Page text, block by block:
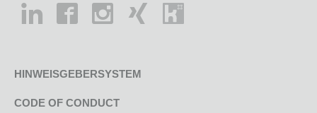
HINWEISGEBERSYSTEM
CODE OF CONDUCT